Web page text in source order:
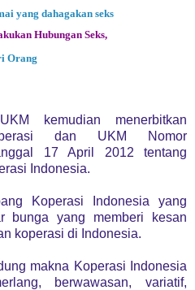
yang dahagakan seks
Hubungan Seks,
Orang
kemudian menerbitkan
dan UKM Nomor
17 April 2012 tentang
Indonesia.
Koperasi Indonesia yang
bunga yang memberi kesan
koperasi di Indonesia.
makna Koperasi Indonesia
berwawasan, variatif,